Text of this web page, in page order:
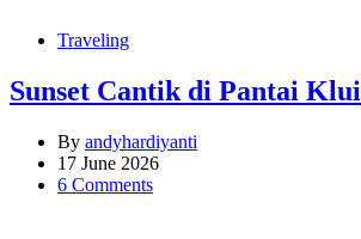
Traveling
Sunset Cantik di Pantai Klui
By andyhardiyanti
17 June 2026
6 Comments